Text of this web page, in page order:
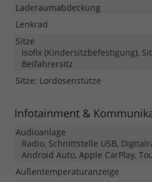
Laderaumabdeckung
Lenkrad
Sitze
Isofix (Kindersitzbefestigung),
Beifahrersitz
Sitze: Lordosenstütze
Infotainment &
Audioanlage
Radio, Schnittstelle USB,
Android Auto, Apple CarPlay,
Außentemperaturanzeige